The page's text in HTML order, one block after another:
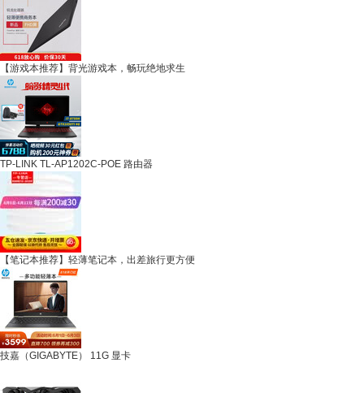
【游戏本推荐】背光游戏本，畅玩绝地求生
TP-LINK TL-AP1202C-POE 路由器
【笔记本推荐】轻薄笔记本，出差旅行更方便
技嘉（GIGABYTE） 11G 显卡